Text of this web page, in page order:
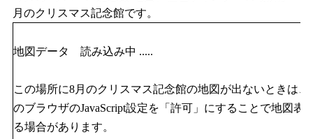
月のクリスマス記念館です。
地図データ 読み込み中 .....
この場所に8月のクリスマス記念館の地図が出ないときは、
のブラウザのJavaScript設定を「許可」にすることで地図表
る場合があります。